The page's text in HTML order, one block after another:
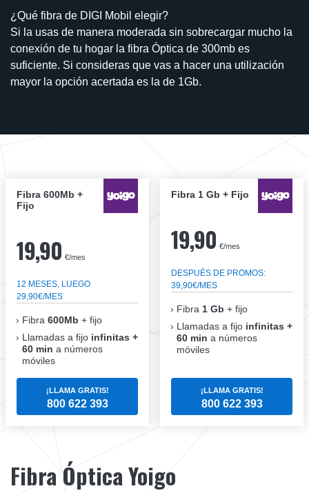
¿Qué fibra de DIGI Mobil elegir?
Si la usas de manera moderada sin sobrecargar mucho la
conexión de tu hogar la fibra Óptica de 300mb es
suficiente. Si consideras que vas a hacer una utilización
mayor la opción acertada es la de 1Gb.
Fibra 600Mb +
Fijo
19,90 €/mes
12 MESES, LUEGO
29,90€/MES
Fibra 600Mb + fijo
Llamadas a fijo infinitas +
60 min a números
móviles
¡LLAMA GRATIS!
800 622 393
Fibra 1 Gb + Fijo
19,90 €/mes
DESPUÉS DE PROMOS:
39,90€/MES
Fibra 1 Gb + fijo
Llamadas a fijo infinitas +
60 min a números
móviles
¡LLAMA GRATIS!
800 622 393
Fibra Óptica Yoigo